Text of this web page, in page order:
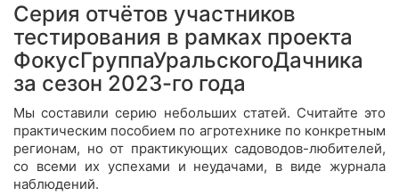
Серия отчётов участников
тестирования в рамках проекта
ФокусГруппаУральскогоДачника
за сезон 2023-го года
Мы составили серию небольших статей. Считайте это
практическим пособием по агротехнике по конкретным
регионам, но от практикующих садоводов-любителей,
со всеми их успехами и неудачами, в виде журнала
наблюдений.